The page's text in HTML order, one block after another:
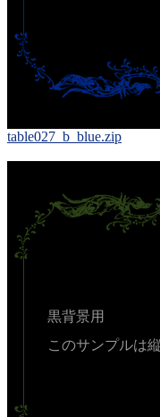
table027_b_blue.zip
黒背景用
このサンプルは